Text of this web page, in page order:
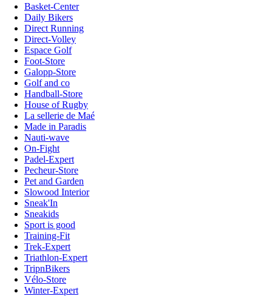
Basket-Center
Daily Bikers
Direct Running
Direct-Volley
Espace Golf
Foot-Store
Galopp-Store
Golf and co
Handball-Store
House of Rugby
La sellerie de Maé
Made in Paradis
Nauti-wave
On-Fight
Padel-Expert
Pecheur-Store
Pet and Garden
Slowood Interior
Sneak'In
Sneakids
Sport is good
Training-Fit
Trek-Expert
Triathlon-Expert
TripnBikers
Vélo-Store
Winter-Expert